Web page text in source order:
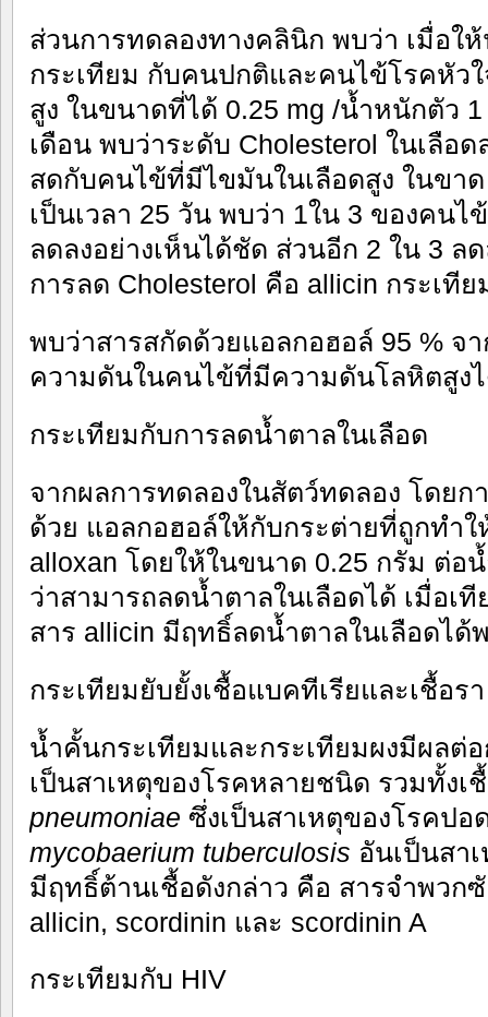
ส่วนการทดลองทางคลินิก พบว่า เมื่อใ
กระเทียม กับคนปกติและคนไข้โรคหัว
สูง ในขนาดที่ได้ 0.25 mg /น้ำหนักตัว 1
เดือน พบว่าระดับ Cholesterol ในเลือ
สดกับคนไข้ที่มีไขมันในเลือดสูง ในขาด
เป็นเวลา 25 วัน พบว่า 1ใน 3 ของคนไ
ลดลงอย่างเห็นได้ชัด ส่วนอีก 2 ใน 3 ล
การลด Cholesterol คือ allicin กระเที
พบว่าสารสกัดด้วยแอลกอฮอล์ 95 % จ
ความดันในคนไข้ที่มีความดันโลหิตสูง
กระเทียมกับการลดน้ำตาลในเลือด
จากผลการทดลองในสัตว์ทดลอง โดยก
ด้วย แอลกอฮอล์ให้กับกระต่ายที่ถูกทำใ
alloxan โดยให้ในขนาด 0.25 กรัม ต่อ
ว่าสามารถลดน้ำตาลในเลือดได้ เมื่อเ
สาร allicin มีฤทธิ์ลดน้ำตาลในเลือดได้
กระเทียมยับยั้งเชื้อแบคทีเรียและเชื้อรา
น้ำคั้นกระเทียมและกระเทียมผงมีผลต่
เป็นสาเหตุของโรคหลายชนิด รวมทั้งเ
pneumoniae ซึ่งเป็นสาเหตุของโรคปอ
mycobaerium tuberculosis อันเป็นสา
มีฤทธิ์ต้านเชื้อดังกล่าว คือ สารจำพวก
allicin, scordinin และ scordinin A
กระเทียมกับ HIV